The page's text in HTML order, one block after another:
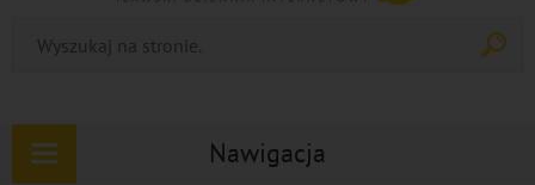
Nawigacja
Rozwiń